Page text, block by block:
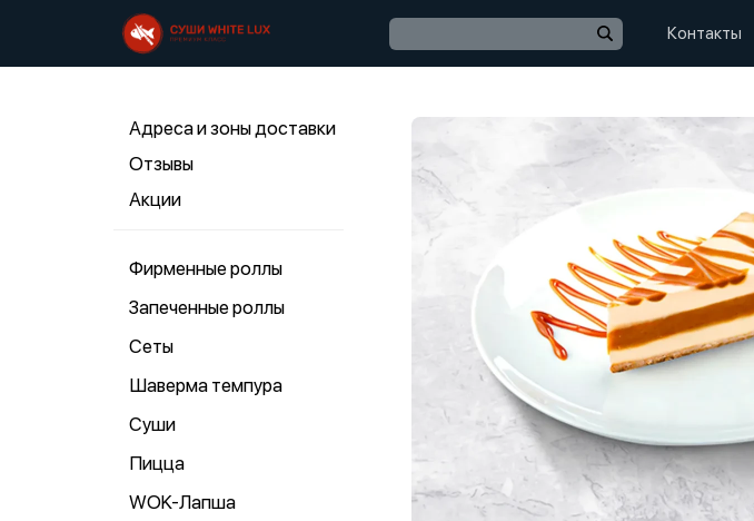
Контакты
Адреса и зоны доставки
Отзывы
Акции
Фирменные роллы
Запеченные роллы
Сеты
Шаверма темпура
Суши
Пицца
WOK-Лапша